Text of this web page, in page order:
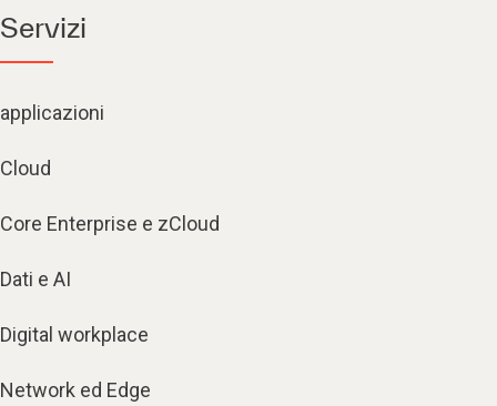
Servizi
applicazioni
Cloud
Core Enterprise e zCloud
Dati e AI
Digital workplace
Network ed Edge